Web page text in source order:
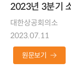
2023년 3분기
대한상공회의소
2023.07.11
원문보기